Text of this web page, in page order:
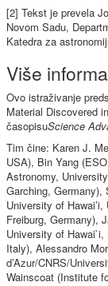
[2] Tekst je prevela
Novom Sadu,
Katedra za
Više
Ovo istraživanje
Material Discovered
časopisuScience
Tim čine: Karen J.
USA), Bin Yang
Astronomy,
Garching, Germany),
University of
Freiburg, Germany),
University of
Italy), Alessandro
d’Azur/CNRS/
Wainscoat (Institute